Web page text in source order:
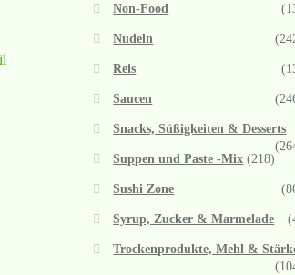
Non-Food
Nudeln
Reis
Saucen
Snacks, Süßigkeiten & Desserts
Suppen und Paste -Mix (218)
Sushi Zone
Syrup, Zucker & Marmelade
Trockenprodukte, Mehl &